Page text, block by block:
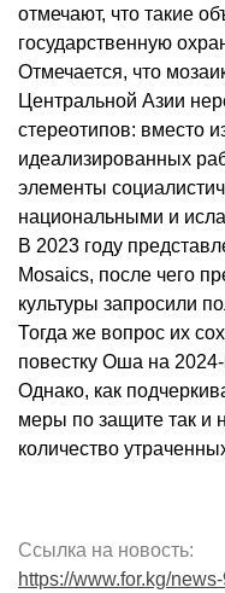
отмечают, что такие
государственную
Отмечается, что
Центральной Азии
стереотипов: вместо
идеализированных
элементы
национальными и
В 2023 году
Mosaics, после чего
культуры запросили
Тогда же вопрос их
повестку Оша на
Однако, как
меры по защите так и
количество
Ссылка на новость:
https://www.for.kg/